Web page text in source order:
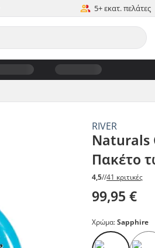
5+ εκατ. πελάτες
RIVER
Naturals
Πακέτο
4,5//41 κριτικές
99,95 €
Χρώμα:Sapphire